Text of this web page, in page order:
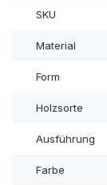
SKU
Material
Form
Holzsorte
Ausführung
Farbe